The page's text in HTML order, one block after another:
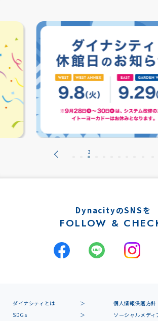
DynacityのSNSを
FOLLOW &
ダイナシティとは
個人情報保護方針
SDGs
ソーシャルメディ